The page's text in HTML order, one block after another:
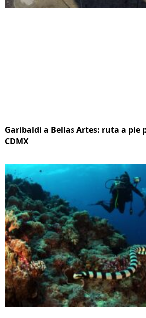
Garibaldi a Bellas Artes: ruta a pie
CDMX